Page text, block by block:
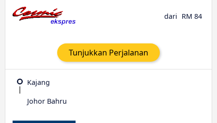
dari RM 84
Tunjukkan Perjalanan
Kajang
Johor Bahru